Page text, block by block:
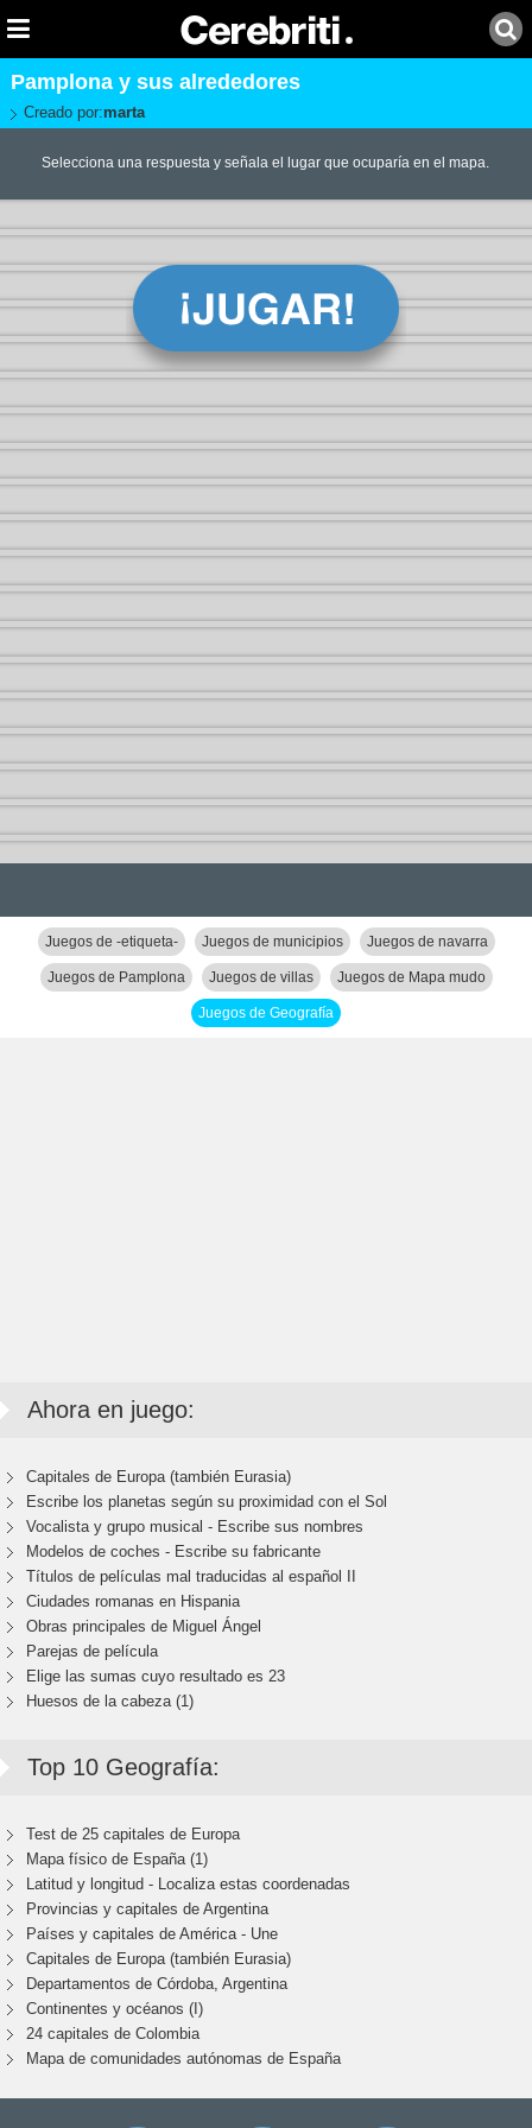
Pamplona y sus alrededores
Creado por:marta
Selecciona una respuesta y señala el lugar que ocuparía en el mapa.
Juegos de -etiqueta- Juegos de municipios Juegos de navarra
Juegos de Pamplona Juegos de villas Juegos de Mapa mudo
Juegos de Geografía
Ahora en juego:
Capitales de Europa (también Eurasia)
Escribe los planetas según su proximidad con el Sol
Vocalista y grupo musical - Escribe sus nombres
Modelos de coches - Escribe su fabricante
Títulos de películas mal traducidas al español II
Ciudades romanas en Hispania
Obras principales de Miguel Ángel
Parejas de película
Elige las sumas cuyo resultado es 23
Huesos de la cabeza (1)
Top 10 Geografía:
Test de 25 capitales de Europa
Mapa físico de España (1)
Latitud y longitud - Localiza estas coordenadas
Provincias y capitales de Argentina
Países y capitales de América - Une
Capitales de Europa (también Eurasia)
Departamentos de Córdoba, Argentina
Continentes y océanos (I)
24 capitales de Colombia
Mapa de comunidades autónomas de España